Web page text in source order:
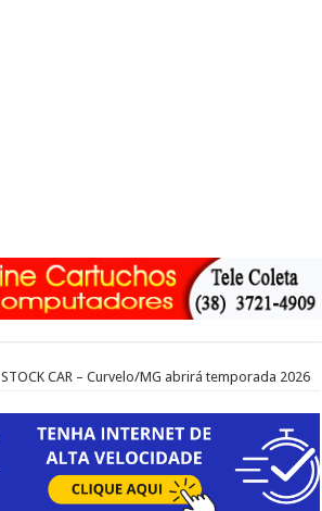
STOCK CAR – Curvelo/MG abrirá temporada 2026